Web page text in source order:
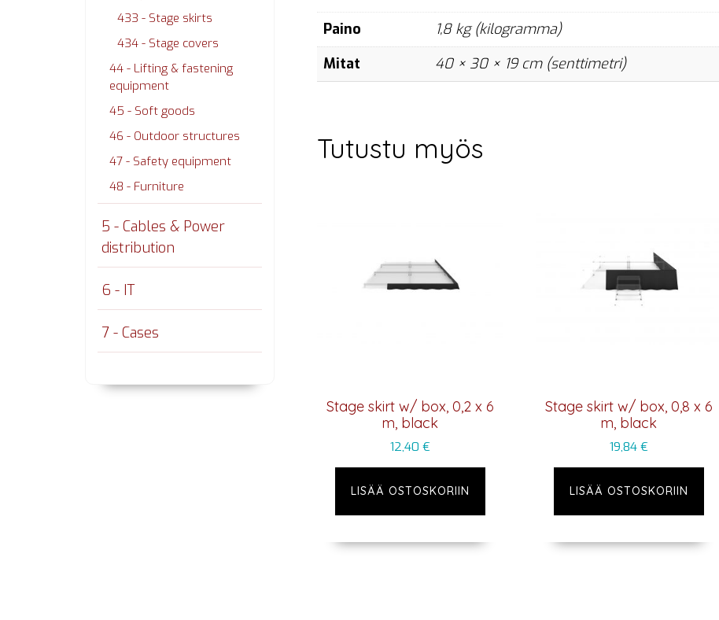
Paino
1,8 kg (kilogramma)
Mitat
40 × 30 × 19 cm (senttimetri)
Tutustu myös
Stage skirt w/ box, 0,2 x 6
m, black
12,40 €
LISÄÄ OSTOSKORIIN
Stage skirt w/ box, 0,8 x 6
m, black
19,84 €
LISÄÄ OSTOSKORIIN
433 - Stage skirts
434 - Stage covers
44 - Lifting & fastening
equipment
45 - Soft goods
46 - Outdoor structures
47 - Safety equipment
48 - Furniture
5 - Cables & Power
distribution
6 - IT
7 - Cases